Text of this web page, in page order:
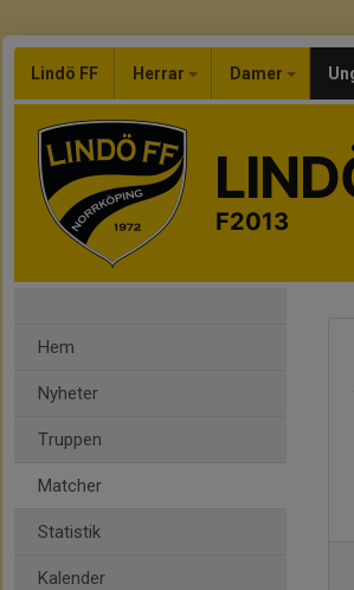
Lindö FF Herrar Damer
F2013
Hem
Nyheter
Truppen
Matcher
Statistik
Kalender